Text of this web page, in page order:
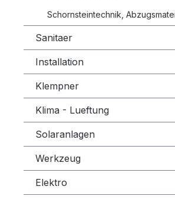
Schornsteintechnik,
Sanitaer
Installation
Klempner
Klima - Lueftung
Solaranlagen
Werkzeug
Elektro